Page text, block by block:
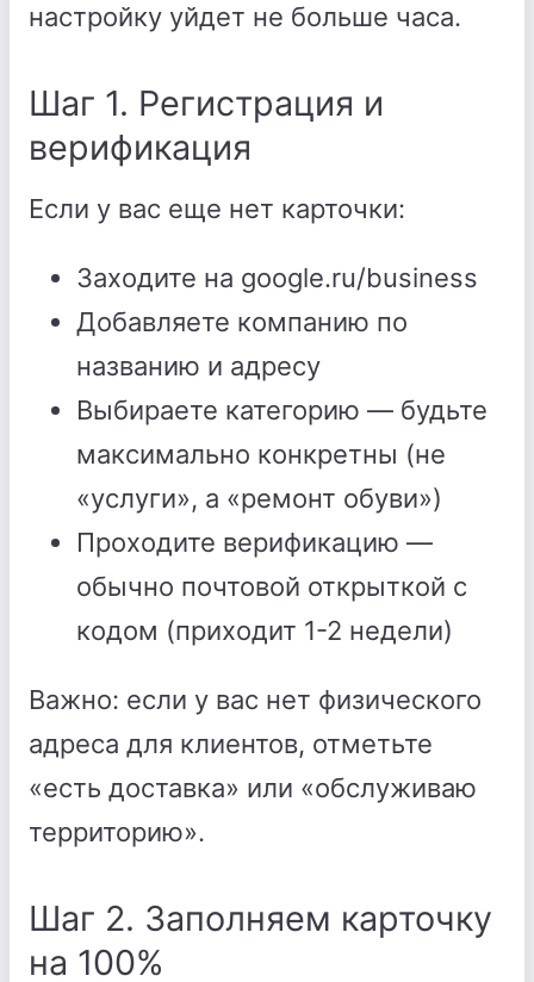
настройку уйдет не больше часа.
Шаг 1. Регистрация и
верификация
Если у вас еще нет карточки:
Заходите на google.ru/business
Добавляете компанию по
названию и адресу
Выбираете категорию — будьте
максимально конкретны (не
«услуги», а «ремонт обуви»)
Проходите верификацию —
обычно почтовой открыткой с
кодом (приходит 1-2 недели)
Важно: если у вас нет физического
адреса для клиентов, отметьте
«есть доставка» или «обслуживаю
территорию».
Шаг 2. Заполняем карточку
на 100%